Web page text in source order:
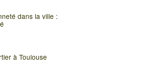
dans la ville :
à Toulouse